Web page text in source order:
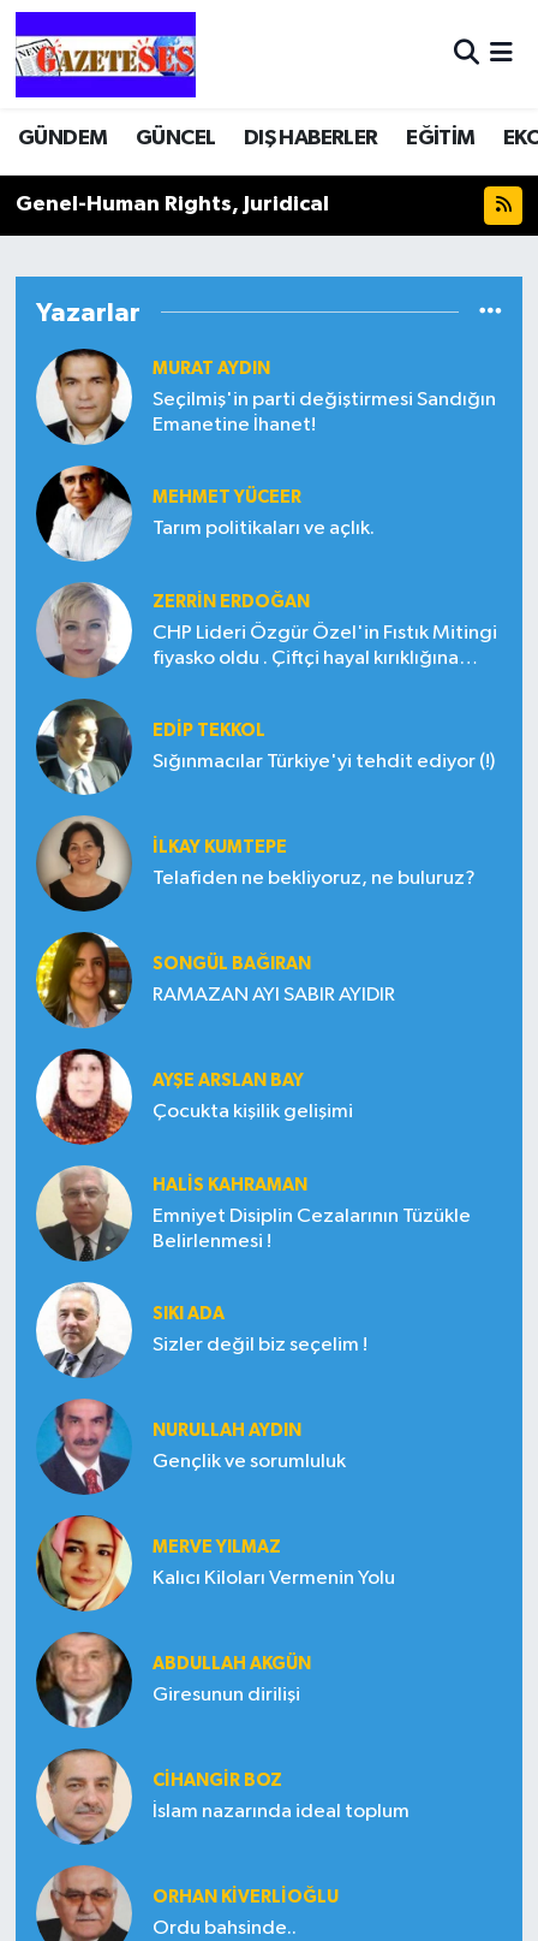
GÜNDEM GÜNCEL DIŞ HABERLER EĞİTİM
Genel-Human Rights, Juridical
Yazarlar
MURAT AYDIN
Seçilmiş'in parti değiştirmesi Sandığın
Emanetine İhanet!
MEHMET YÜCEER
Tarım politikaları ve açlık.
ZERRIN ERDOĞAN
CHP Lideri Özgür Özel'in Fıstık Mitingi
fiyasko oldu . Çiftçi hayal kırıklığına
EDIP TEKKOL
Sığınmacılar Türkiye'yi tehdit ediyor (!)
İLKAY KUMTEPE
Telafiden ne bekliyoruz, ne buluruz?
SONGÜL BAĞIRAN
RAMAZAN AYI SABIR AYIDIR
AYŞE ARSLAN BAY
Çocukta kişilik gelişimi
HALIS KAHRAMAN
Emniyet Disiplin Cezalarının Tüzükle
Belirlenmesi !
SIKI ADA
Sizler değil biz seçelim !
NURULLAH AYDIN
Gençlik ve sorumluluk
MERVE YILMAZ
Kalıcı Kiloları Vermenin Yolu
ABDULLAH AKGÜN
Giresunun dirilişi
CIHANGIR BOZ
İslam nazarında ideal toplum
ORHAN KIVERLIOĞLU
Ordu bahsinde..